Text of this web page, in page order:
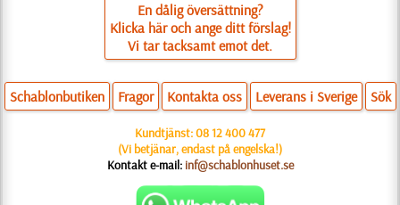
En dålig översättning?
Klicka här och ange ditt förslag!
Vi tar tacksamt emot det.
Schablonbutiken Fragor Kontakta oss Leverans i Sverige Sök
Kundtjänst:08 12 400 477
(Vi betjänar, endast på engelska!)
Kontakt e-mail: inf@schablonhuset.se